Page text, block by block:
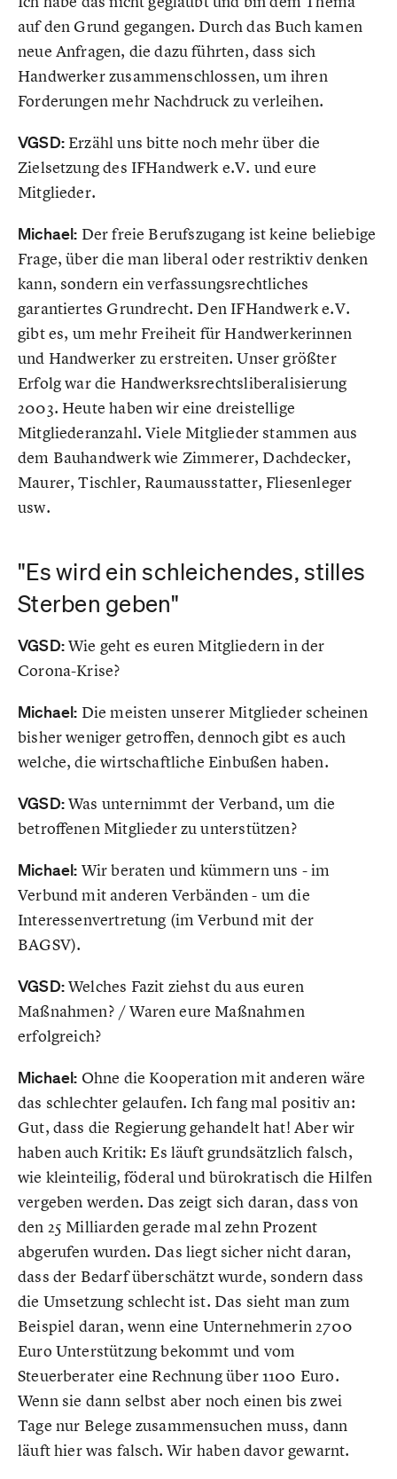
auf den Grund gegangen. Durch das Buch kamen
neue Anfragen, die dazu führten, dass sich
Handwerker zusammenschlossen, um ihren
Forderungen mehr Nachdruck zu verleihen.
VGSD:Erzähl uns bitte noch mehr über die
Zielsetzung des IFHandwerk e.V. und eure
Mitglieder.
Michael: Der freie Berufszugang ist keine beliebige
Frage, über die man liberal oder restriktiv denken
kann, sondern ein verfassungsrechtliches
garantiertes Grundrecht. Den IFHandwerk e.V.
gibt es, um mehr Freiheit für Handwerkerinnen
und Handwerker zu erstreiten. Unser größter
Erfolg war die Handwerksrechtsliberalisierung
2003. Heute haben wir eine dreistellige
Mitgliederanzahl. Viele Mitglieder stammen aus
dem Bauhandwerk wie Zimmerer, Dachdecker,
Maurer, Tischler, Raumausstatter, Fliesenleger
usw.
"Es wird ein schleichendes, stilles
Sterben geben"
VGSD:Wie geht es euren Mitgliedern in der
Corona-Krise?
Michael: Die meisten unserer Mitglieder scheinen
bisher weniger getroffen, dennoch gibt es auch
welche, die wirtschaftliche Einbußen haben.
VGSD:Was unternimmt der Verband, um die
betroffenen Mitglieder zu unterstützen?
Michael: Wir beraten und kümmern uns - im
Verbund mit anderen Verbänden - um die
Interessenvertretung (im Verbund mit der
BAGSV).
VGSD:Welches Fazit ziehst du aus euren
Maßnahmen? / Waren eure Maßnahmen
erfolgreich?
Michael: Ohne die Kooperation mit anderen wäre
das schlechter gelaufen. Ich fang mal positiv an:
Gut, dass die Regierung gehandelt hat! Aber wir
haben auch Kritik: Es läuft grundsätzlich falsch,
wie kleinteilig, föderal und bürokratisch die Hilfen
vergeben werden. Das zeigt sich daran, dass von
den 25 Milliarden gerade mal zehn Prozent
abgerufen wurden. Das liegt sicher nicht daran,
dass der Bedarf überschätzt wurde, sondern dass
die Umsetzung schlecht ist. Das sieht man zum
Beispiel daran, wenn eine Unternehmerin 2700
Euro Unterstützung bekommt und vom
Steuerberater eine Rechnung über 1100 Euro.
Wenn sie dann selbst aber noch einen bis zwei
Tage nur Belege zusammensuchen muss, dann
läuft hier was falsch. Wir haben davor gewarnt.